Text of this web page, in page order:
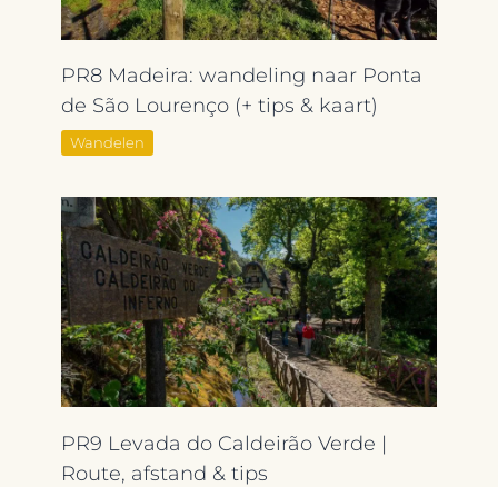
PR8 Madeira: wandeling naar Ponta
de São Lourenço (+ tips & kaart)
Wandelen
PR9 Levada do Caldeirão Verde |
Route, afstand & tips